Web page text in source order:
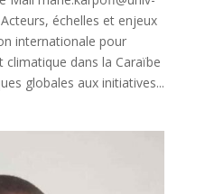
échelles et enjeux
internationale pour
climatique dans la Caraïbe
globales aux initiatives...